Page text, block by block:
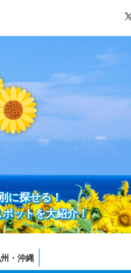
に探せる！
ットを大紹介！
・沖縄